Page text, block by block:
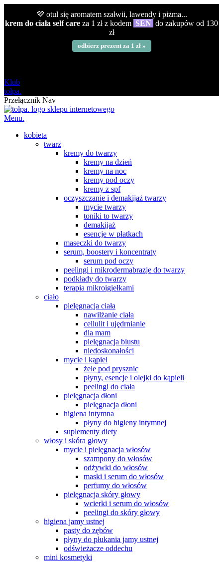
💜 otul się aromatem szałwii, lawendy i piżma...
krem do ciała self care za 1 zł z kodem SEN do zakupów od 130
zł
odbierz prezent za 1 zł »
Klub
tołpa.
Przełącznik Nav
Menu.
kobieta
twarz
kremy do twarzy
kremy na dzień
kremy na noc
kremy pod oczy
kremy z spf
oczyszczanie i demakijaż twarzy
mycie twarzy
toniki to twarzy
demakijaż
esencje w płatkach
maseczki do twarzy
serum, boostery i koncentraty
serum pod oczy
peelingi i mikrodermabrazje do twarzy
podkłady do twarzy
terapia mikroigiełkami
ciało
pielęgnacja ciała
nawilżanie ciała
cellulit i ujędrnianie
dla mam
pielęgnacja biustu
niedoskonałości
mycie i kąpiel
żele pod prysznic
płyny, esencje i olejki do kąpieli
peelingi do ciała
pielęgnacja dłoni
pielęgnacja dłoni
higiena intymna
płyny do higieny intymnej
suplementy diety
włosy i skóra głowy
mycie i pielęgnacja włosów
szampony do włosów
odżywki do włosów
maski i serum do włosów
perfumy do włosów
pielęgnacja skóry głowy
wcierki i serum do włosów
peelingi do skóry głowy
higiena jamy ustnej
pasty do zębów
płyny do płukania jamy ustnej
odświeżacze oddechu
mini kosmetyki